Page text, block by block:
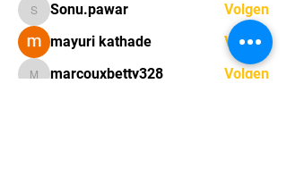
Sonu.pawar
Sonu.pawar
Volgen
mayuri kathade
Volgen
marcouxbetty328
marcouxbetty328
Volgen